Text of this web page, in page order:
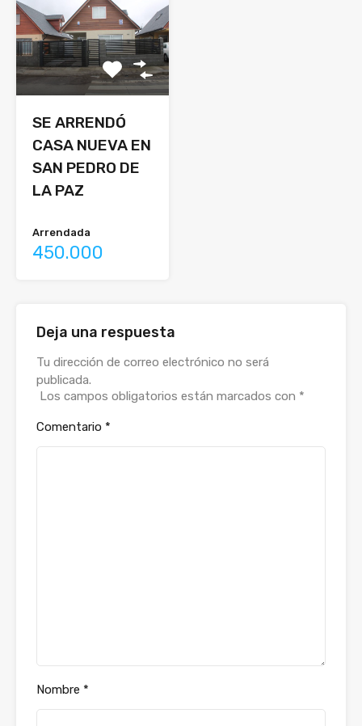
SE ARRENDÓ
CASA NUEVA EN
SAN PEDRO DE
LA PAZ
Arrendada
450.000
Deja una respuesta
Tu dirección de correo electrónico no será
publicada.
Los campos obligatorios están marcados con *
Comentario *
Nombre *
Alternative: